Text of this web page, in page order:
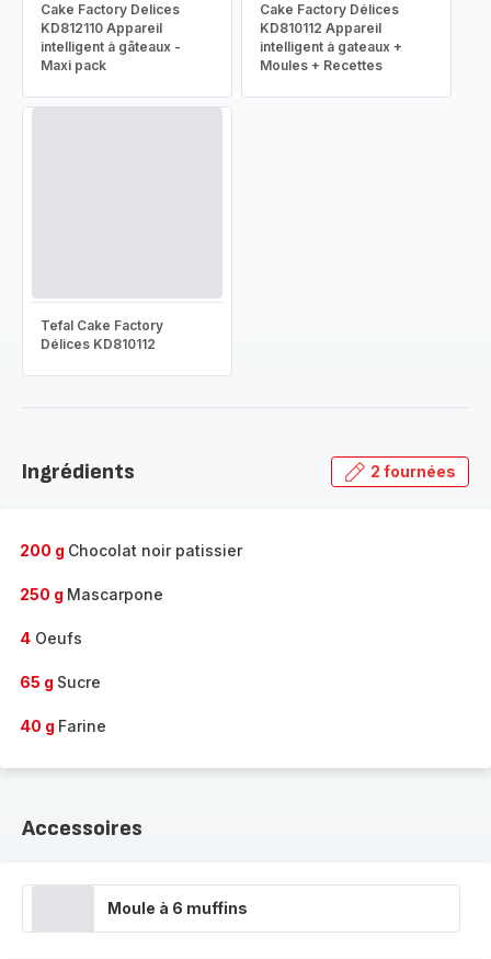
Cake Factory Delices
KD812110 Appareil
intelligent à gâteaux -
Maxi pack
Cake Factory Délices
KD810112 Appareil
intelligent à gateaux +
Moules + Recettes
Tefal Cake Factory
Délices KD810112
Ingrédients 2 fournées
200 g Chocolat noir patissier
250 g Mascarpone
4 Oeufs
65 g Sucre
40 g Farine
Accessoires
Moule à 6 muffins